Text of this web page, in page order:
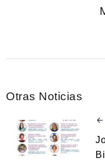
Otras Noticias